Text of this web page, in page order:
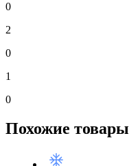
0
2
0
1
0
Похожие товары